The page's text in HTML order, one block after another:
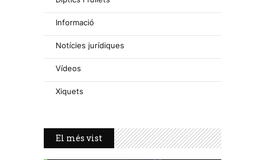
Informació
Notícies jurídiques
Vídeos
Xiquets
El més vist